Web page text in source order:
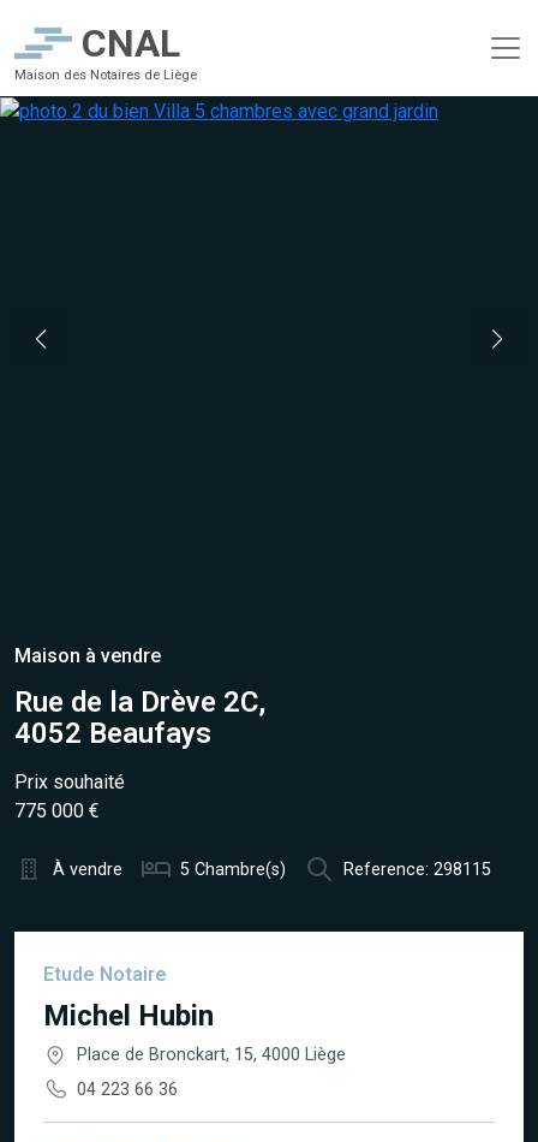
CNAL
Maison des Notaires de Liège
Maison à vendre
Rue de la Drève 2C,
4052 Beaufays
Prix souhaité
775 000 €
À vendre 5 Chambre(s) Reference: 298115
Etude Notaire
Michel Hubin
Place de Bronckart, 15, 4000 Liège
04 223 66 36